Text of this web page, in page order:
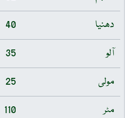
دھنیا
40
آلو
35
مولی
25
مٹر
110